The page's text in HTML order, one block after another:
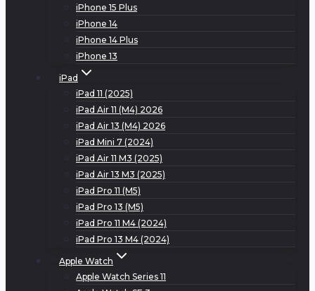
iPhone 15 Plus
iPhone 14
iPhone 14 Plus
iPhone 13
iPad
iPad 11 (2025)
iPad Air 11 (M4) 2026
iPad Air 13 (M4) 2026
iPad Mini 7 (2024)
iPad Air 11 M3 (2025)
iPad Air 13 M3 (2025)
iPad Pro 11 (M5)
iPad Pro 13 (M5)
iPad Pro 11 M4 (2024)
iPad Pro 13 M4 (2024)
Apple Watch
Apple Watch Series 11